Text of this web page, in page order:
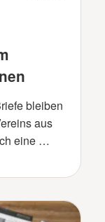
bleiben
aus
eine …